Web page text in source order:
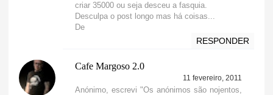
criar 35000 ou seja desceu a fasquia.
Desculpa o post longo mas há coisas...
De
RESPONDER
Cafe Margoso 2.0
11 fevereiro, 2011
Anónimo, escrevi "Os anónimos são nojentos,